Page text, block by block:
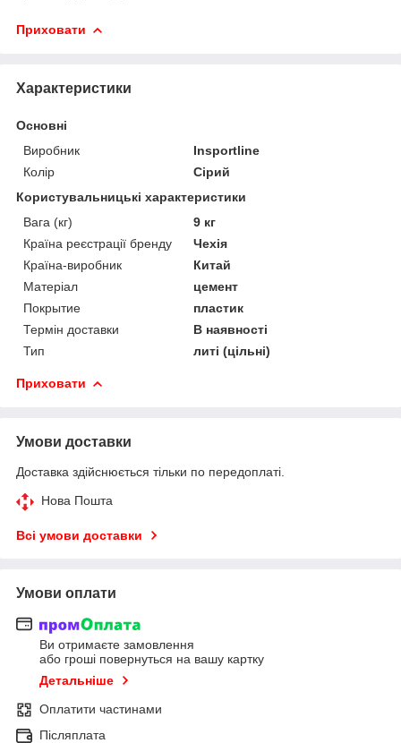
Приховати
Характеристики
Основні
Виробник
Insportline
Колір
Сірий
Користувальницькі характеристики
Вага (кг)
9 кг
Країна реєстрації бренду
Чехія
Країна-виробник
Китай
Матеріал
цемент
Покрытие
пластик
Термін доставки
В наявності
Тип
литі (цільні)
Приховати
Умови доставки
Доставка здійснюється тільки по передоплаті.
Нова Пошта
Всі умови доставки
Умови оплати
Ви отримаєте замовлення
або гроші повернуться на вашу картку
Детальніше
Оплатити частинами
Післяплата